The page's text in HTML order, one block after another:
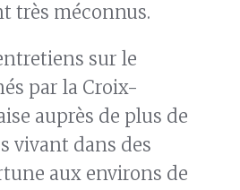
très méconnus.
sur le
par la Croix-
auprès de plus de
vivant dans des
aux environs de